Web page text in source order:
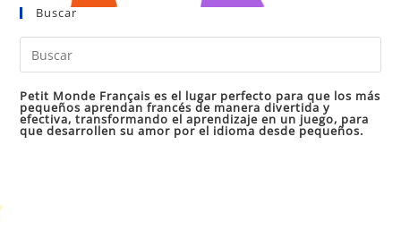
Buscar
Petit Monde Français es el lugar perfecto para que los más
pequeños aprendan francés de manera divertida y
efectiva, transformando el aprendizaje en un juego, para
que desarrollen su amor por el idioma desde pequeños.